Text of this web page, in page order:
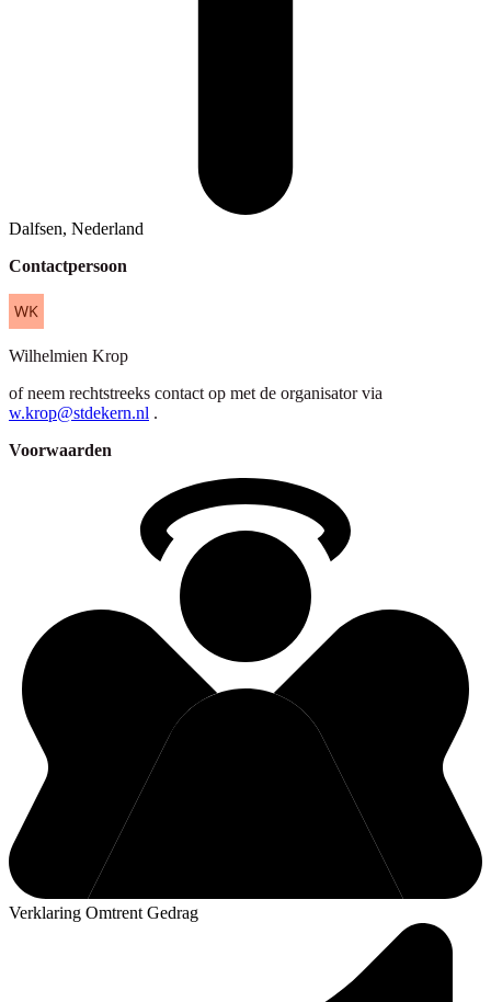
Dalfsen, Nederland
Contactpersoon
Wilhelmien Krop
of neem rechtstreeks contact op met de organisator via
w.krop@stdekern.nl .
Voorwaarden
Verklaring Omtrent Gedrag